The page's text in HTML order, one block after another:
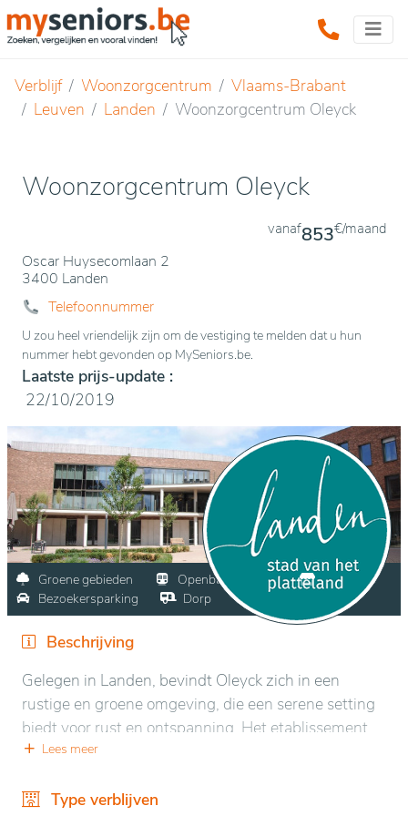
Verblijf Woonzorgcentrum
Vlaams-Brabant
Leuven
Landen Woonzorgcentrum Oleyck
Woonzorgcentrum Oleyck
Oscar Huysecomlaan 2
3400 Landen
vanaf853€/maand
Telefoonnummer
U zou heel vriendelijk zijn om de vestiging te melden dat u hun
nummer hebt gevonden op MySeniors.be.
Laatste prijs-update :
22/10/2019
Groene gebieden Openbaar vervoer
Winkels
Bezoekersparking
Dorp
Beschrijving
Gelegen in Landen, bevindt Oleyck zich in een
rustige en groene omgeving, die een serene setting
biedt voor rust en ontspanning. Het etablissement
ligt te midden van een natuurlijke omgeving,
waardoor bewoners kunnen genieten van
Lees meer
Type verblijven